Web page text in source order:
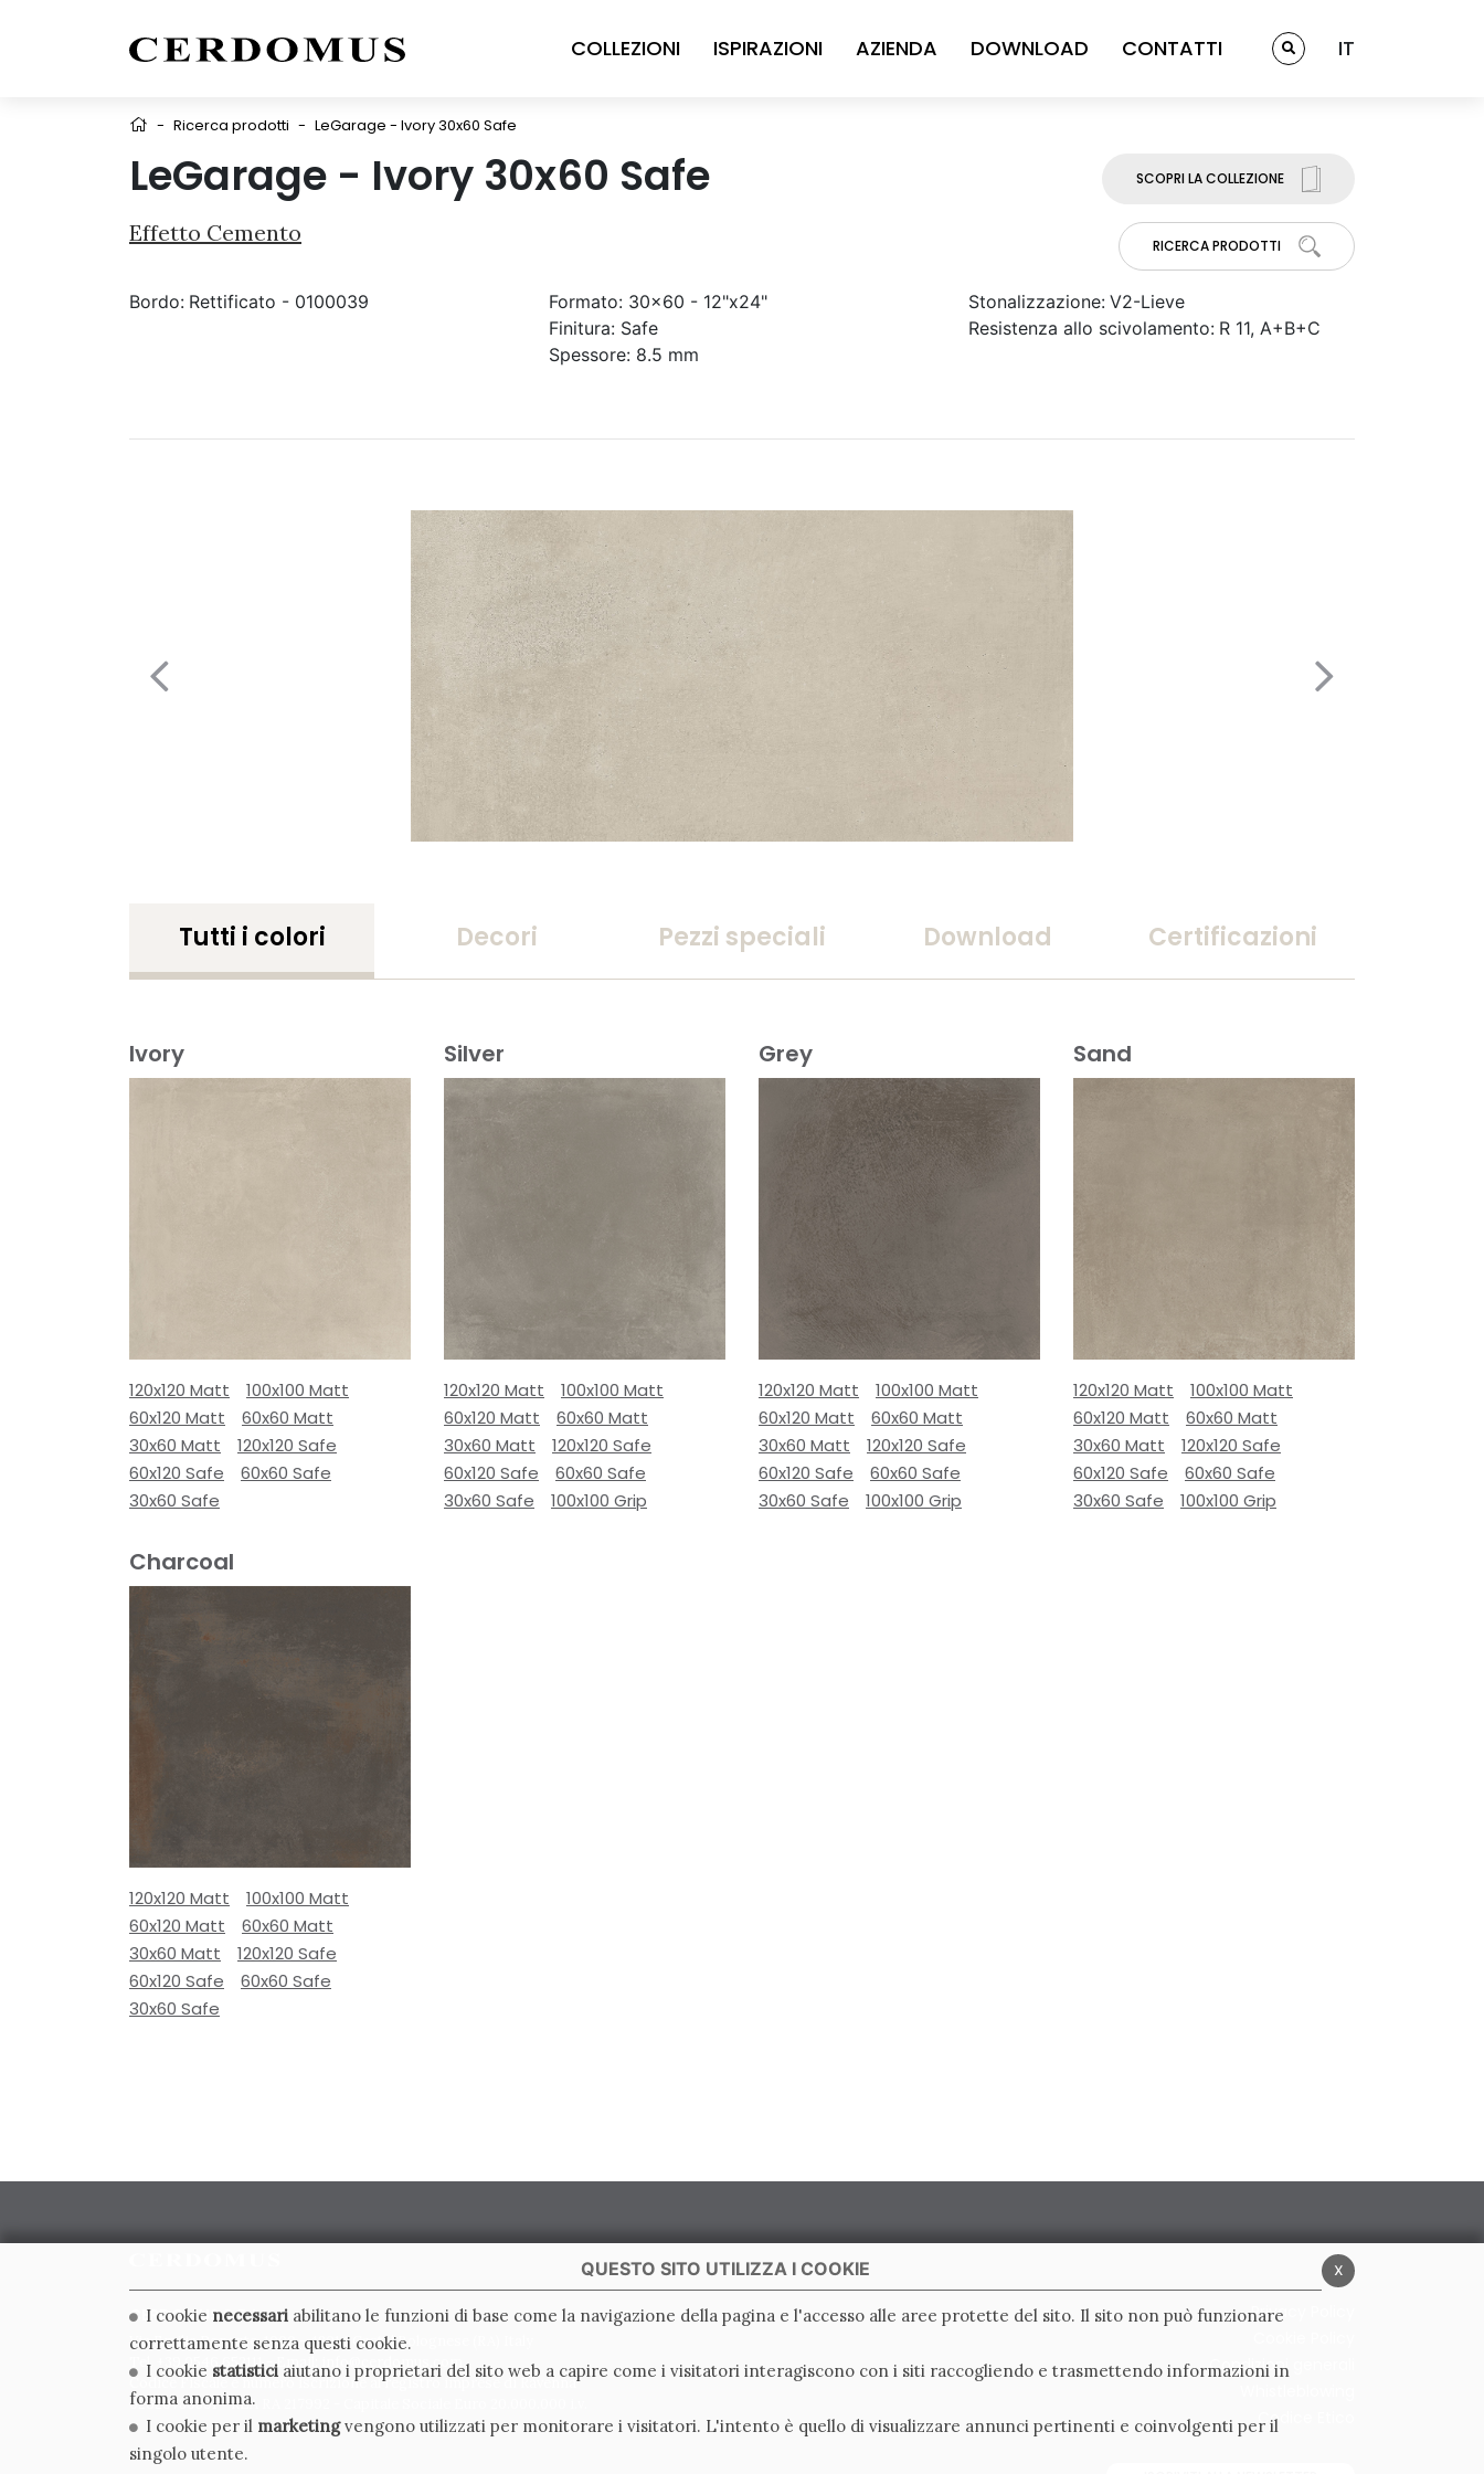
COLLEZIONI ISPIRAZIONI AZIENDA DOWNLOAD CONTATTI IT
- Ricerca prodotti - LeGarage - Ivory 30x60 Safe
LeGarage - Ivory 30x60 Safe
Effetto Cemento
SCOPRI LA COLLEZIONE
RICERCA PRODOTTI
Bordo: Rettificato - 0100039 Formato: 30x60 - 12"x24"
Finitura: Safe
Spessore: 8.5 mm
Stonalizzazione: V2-Lieve
Resistenza allo scivolamento: R 11, A+B+C
Tutti i colori Decori Pezzi speciali Download Certificazioni
Ivory
120x120 Matt
100x100 Matt
60x120 Matt
60x60 Matt
30x60 Matt
120x120 Safe
60x120 Safe
60x60 Safe
30x60 Safe
Silver
120x120 Matt
100x100 Matt
60x120 Matt
60x60 Matt
30x60 Matt
120x120 Safe
60x120 Safe
60x60 Safe
30x60 Safe
100x100 Grip
Grey
120x120 Matt
100x100 Matt
60x120 Matt
60x60 Matt
30x60 Matt
120x120 Safe
60x120 Safe
60x60 Safe
30x60 Safe
100x100 Grip
Sand
120x120 Matt
100x100 Matt
60x120 Matt
60x60 Matt
30x60 Matt
120x120 Safe
60x120 Safe
60x60 Safe
30x60 Safe
100x100 Grip
Charcoal
120x120 Matt
100x100 Matt
60x120 Matt
60x60 Matt
30x60 Matt
120x120 Safe
60x120 Safe
60x60 Safe
30x60 Safe
CERDOMUS S.R.L.
Via Emilia Ponente, 1000 - 48014 Castel Bolognese (RA) Italy
Tel. +39.0546.652111 - Email: info@cerdomus.com
Codice Fiscale e numero iscrizione al registro imprese di Ravenna
02620780391 - REA RA 217992 - Capitale Sociale Euro 20.000.000 i.v.
Privacy Policy
Condizioni generali
Codice Etico
x
QUESTO SITO UTILIZZA I COOKIE
I cookie necessari abilitano le funzioni di base come la navigazione della pagina e l'accesso alle aree protette del sito. Il sito non può funzionare
correttamente senza questi cookie.
I cookie statistici aiutano i proprietari del sito web a capire come i visitatori interagiscono con i siti raccogliendo e trasmettendo informazioni in
forma anonima.
I cookie per il marketingvengono utilizzati per monitorare i visitatori. L'intento è quello di visualizzare annunci pertinenti e coinvolgenti per il
singolo utente.